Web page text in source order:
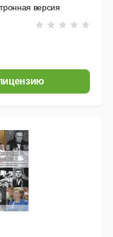
версия